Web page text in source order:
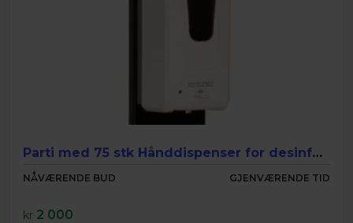
Parti med 75 stk Hånddispenser for desinfeksjon med stativ
NÅVÆRENDE BUD GJENVÆRENDE TID
kr 2 000